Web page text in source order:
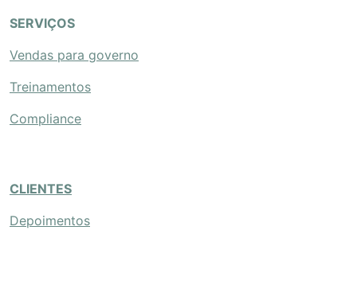
SERVIÇOS
Vendas para governo
Treinamentos
Compliance
CLIENTES
Depoimentos